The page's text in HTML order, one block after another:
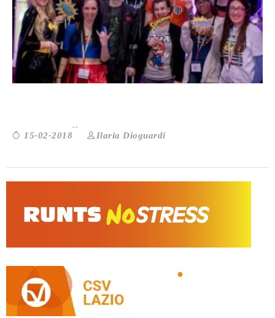
VIVERE L’ADOLESCENZA CON IL CAN...
15-02-2018 Ilaria Dioguardi